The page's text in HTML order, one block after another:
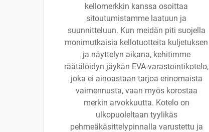
kellomerkkin kanssa osoittaa
sitoutumistamme laatuun ja
suunnitteluun. Kun meidän piti suojella
monimutkaisia kellotuotteita kuljetuksen
ja näyttelyn aikana, kehitimme
räätälöidyn jäykän EVA-varastointikotelo,
joka ei ainoastaan tarjoa erinomaista
vaimennusta, vaan myös korostaa
merkin arvokkuutta. Kotelo on
ulkopuoleltaan tyylikäs
pehmeäkäsittelypinnalla varustettu ja